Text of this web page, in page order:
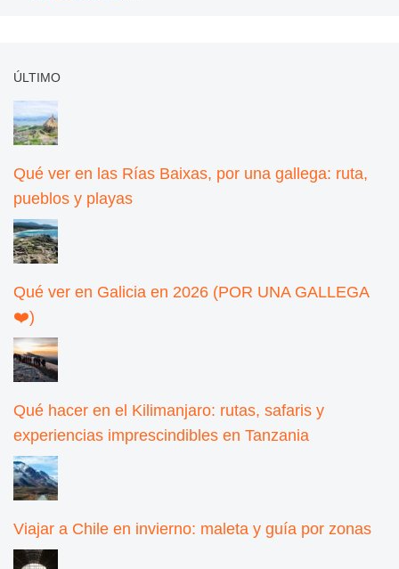
ÚLTIMO
Qué ver en las Rías Baixas, por una gallega: ruta,
pueblos y playas
Qué ver en Galicia en 2026 (POR UNA GALLEGA
❤️)
Qué hacer en el Kilimanjaro: rutas, safaris y
experiencias imprescindibles en Tanzania
Viajar a Chile en invierno: maleta y guía por zonas